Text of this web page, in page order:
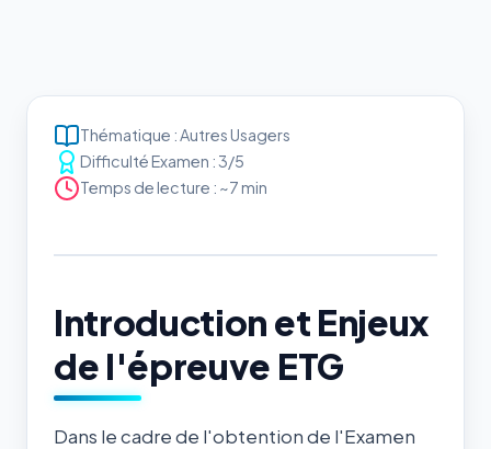
Thématique : Autres Usagers
Difficulté Examen : 3/5
Temps de lecture : ~7 min
Introduction et Enjeux
de l'épreuve ETG
Dans le cadre de l'obtention de l'Examen